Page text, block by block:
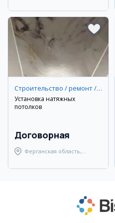
Берунийский район
Строительство / ремонт / уборка
Установка натяжных
потолков
Договорная
Ферганская область,